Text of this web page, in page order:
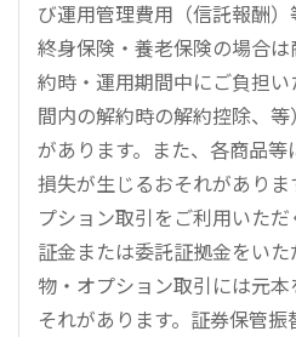
び運用管理費用（信託報酬
終身保険・養老保険の場合
約時・運用期間中にご負担
間内の解約時の解約控除、
があります。また、各商品
損失が生じるおそれがあり
プション取引をご利用いた
証金または委託証拠金をい
物・オプション取引には元
それがあります。証券保管